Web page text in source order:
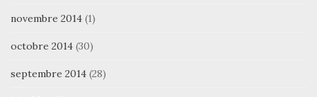
novembre 2014 (1)
octobre 2014 (30)
septembre 2014 (28)